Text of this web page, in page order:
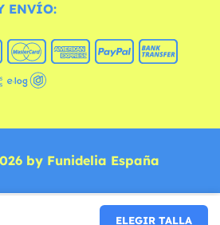
ELEGIR TALLA
ENVÍO:
by Funidelia España